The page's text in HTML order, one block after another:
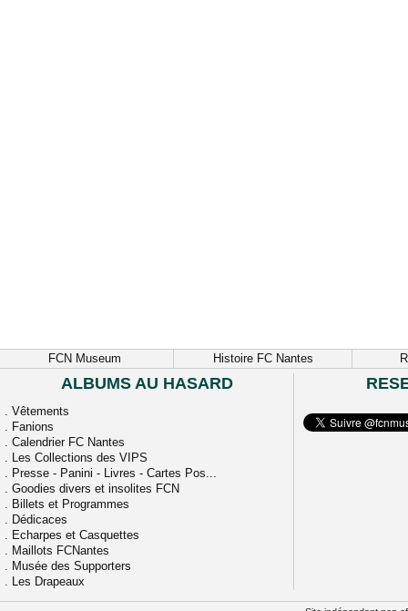
FCN Museum Histoire FC Nantes
ALBUMS AU HASARD
. Vêtements
. Fanions
. Calendrier FC Nantes
. Les Collections des VIPS
. Presse - Panini - Livres - Cartes Pos...
. Goodies divers et insolites FCN
. Billets et Programmes
. Dédicaces
. Echarpes et Casquettes
. Maillots FCNantes
. Musée des Supporters
. Les Drapeaux